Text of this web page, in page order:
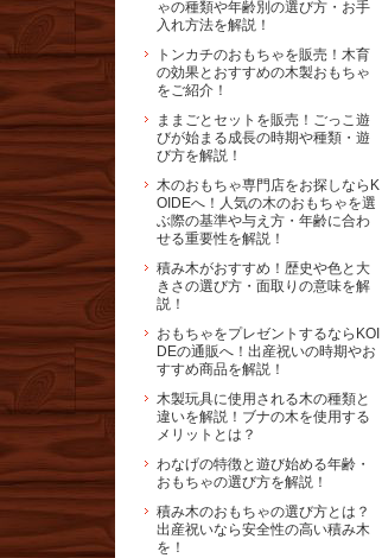
ゃの種類や年齢別の選び方・お手
入れ方法を解説！
トンカチのおもちゃを販売！木育
の効果とおすすめの木製おもちゃ
をご紹介！
ままごとセットを販売！ごっこ遊
びが始まる成長の時期や種類・遊
び方を解説！
木のおもちゃ専門店をお探しならK
OIDEへ！人気の木のおもちゃを選
ぶ際の基準や与え方・年齢に合わ
せる重要性を解説！
積み木がおすすめ！歴史や色と大
きさの選び方・面取りの意味を解
説！
おもちゃをプレゼントするならKOI
DEの通販へ！出産祝いの時期やお
すすめ商品を解説！
木製玩具に使用される木の種類と
違いを解説！ブナの木を使用する
メリットとは？
わなげの特徴と遊び始める年齢・
おもちゃの選び方を解説！
積み木のおもちゃの選び方とは？
出産祝いなら安全性の高い積み木
を！